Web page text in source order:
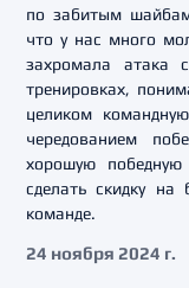
по забитым
что у нас много
захромала атака
тренировках,
целиком
чередованием
хорошую
сделать скидку
команде.
24 ноября 2024 г.